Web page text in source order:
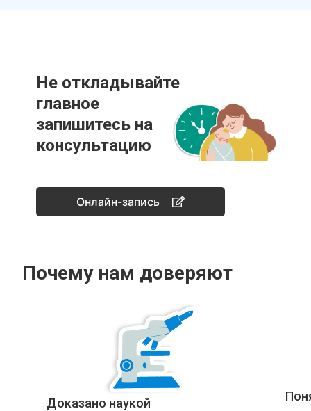
Не откладывайте
главное
запишитесь на
консультацию
Онлайн-запись
Почему нам доверяют
Доказано наукой